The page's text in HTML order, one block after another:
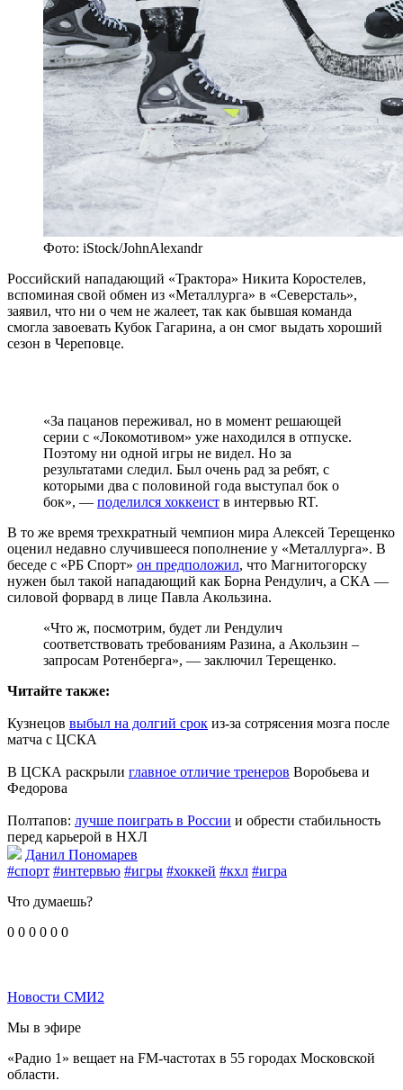
Фото: iStock/JohnAlexandr
Российский нападающий «Трактора» Никита Коростелев,
вспоминая свой обмен из «Металлурга» в «Северсталь»,
заявил, что ни о чем не жалеет, так как бывшая команда
смогла завоевать Кубок Гагарина, а он смог выдать хороший
сезон в Череповце.
«За пацанов переживал, но в момент решающей
серии с «Локомотивом» уже находился в отпуске.
Поэтому ни одной игры не видел. Но за
результатами следил. Был очень рад за ребят, с
которыми два с половиной года выступал бок о
бок», — поделился хоккеист в интервью RT.
В то же время трехкратный чемпион мира Алексей Терещенко
оценил недавно случившееся пополнение у «Металлурга». В
беседе с «РБ Спорт» он предположил, что Магнитогорску
нужен был такой нападающий как Борна Рендулич, а СКА —
силовой форвард в лице Павла Акользина.
«Что ж, посмотрим, будет ли Рендулич
соответствовать требованиям Разина, а Акользин –
запросам Ротенберга», — заключил Терещенко.
Читайте также:
Кузнецов выбыл на долгий срок из-за сотрясения мозга после
матча с ЦСКА
В ЦСКА раскрыли главное отличие тренеров Воробьева и
Федорова
Полтапов: лучше поиграть в России и обрести стабильность
перед карьерой в НХЛ
Данил Пономарев
#спорт #интервью #игры #хоккей #кхл #игра
Что думаешь?
0 0 0 0 0 0
Новости СМИ2
Мы в эфире
«Радио 1» вещает на FM-частотах в 55 городах Московской
области.